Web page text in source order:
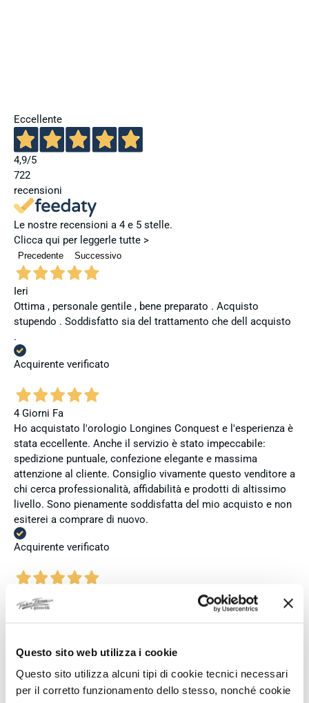
Questo sito web utilizza i cookie
Questo sito utilizza alcuni tipi di cookie tecnici necessari
per il corretto funzionamento dello stesso, nonché cookie
Eccellente
4,9/5
722
recensioni
Le nostre recensioni a 4 e 5 stelle.
Clicca qui per leggerle tutte >
Precedente Successivo
Ieri
Ottima , personale gentile , bene preparato . Acquisto
stupendo . Soddisfatto sia del trattamento che dell acquisto
.
Acquirente verificato
4 Giorni Fa
Ho acquistato l'orologio Longines Conquest e l'esperienza è
stata eccellente. Anche il servizio è stato impeccabile:
spedizione puntuale, confezione elegante e massima
attenzione al cliente. Consiglio vivamente questo venditore a
chi cerca professionalità, affidabilità e prodotti di altissimo
livello. Sono pienamente soddisfatta del mio acquisto e non
esiterei a comprare di nuovo.
Acquirente verificato
5 Giorni Fa
Zum dritten mal dort von Fope Schmuck gekauft. Super
Acquirente verificato